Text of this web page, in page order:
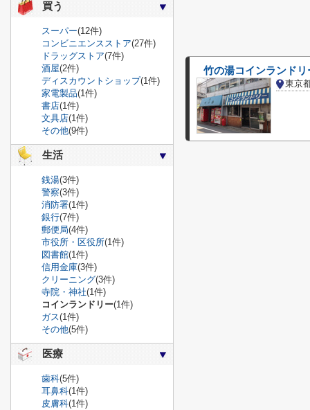
竹の湯コインランドリ
東京
買う
スーパー(12件)
コンビニエンスストア(27件)
ドラッグストア(7件)
酒屋(2件)
ディスカウントショップ(1件)
家電製品(1件)
書店(1件)
文具店(1件)
その他(9件)
生活
銭湯(3件)
警察(3件)
消防署(1件)
銀行(7件)
郵便局(4件)
市役所・区役所(1件)
図書館(1件)
信用金庫(3件)
クリーニング(3件)
寺院・神社(1件)
コインランドリー(1件)
ガス(1件)
その他(5件)
医療
歯科(5件)
耳鼻科(1件)
皮膚科(1件)